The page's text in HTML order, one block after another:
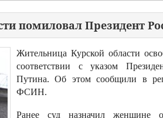
помиловал Президент
Жительница Курской области
соответствии с указом
Путина. Об этом сообщили в
ФСИН.
Ранее суд назначил женщине